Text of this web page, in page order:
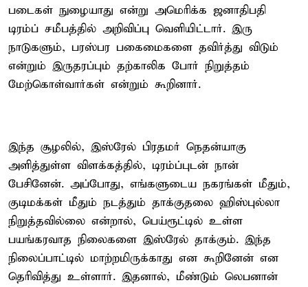
படைகள் நுழையாது என்று அமெரிக்க ஜனாதிபதி
டிரம்ப் சமீபத்தில் அறிவிப்பு வெளியிட்டார். இரு
நாடுகளும், பரஸ்பர பகைமைகளை தவிர்த்து விடும்
என்றும் இருதரப்பும் தற்காலிக போர் நிறுத்தம்
மேற்கொள்வார்கள் என்றும் கூறினார்.
இந்த சூழலில், இஸ்ரேல் பிரதமர் நெதன்யாகு
அளித்துள்ள விளக்கத்தில், டிரம்ப்புடன் நான்
பேசினேன். அப்போது, எங்களுடைய நகரங்கள் மீதும்,
குடிமக்கள் மீதும் நடத்தும் தாக்குதலை ஹிஸ்புல்லா
நிறுத்தவில்லை என்றால், பெய்ரூட்டில் உள்ள
பயங்கரவாத நிலைகளை இஸ்ரேல் தாக்கும். இந்த
நிலைப்பாட்டில் மாற்றமிருக்காது என கூறினேன் என
தெரிவித்து உள்ளார். இதனால், மீண்டும் லெபனான்